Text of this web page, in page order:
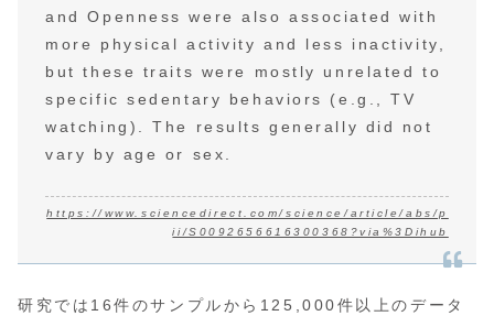
and Openness were also associated with
more physical activity and less inactivity,
but these traits were mostly unrelated to
specific sedentary behaviors (e.g., TV
watching). The results generally did not
vary by age or sex.
https://www.sciencedirect.com/science/article/abs/p
ii/S0092656616300368?via%3Dihub
研究では16件のサンプルから125,000件以上のデータ